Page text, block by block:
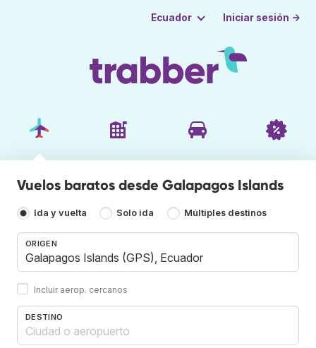
Ecuador Iniciar sesión →
Vuelos baratos desde Galapagos Islands
Ida y vuelta Solo ida Múltiples destinos
ORIGEN
Incluir aerop. cercanos
DESTINO